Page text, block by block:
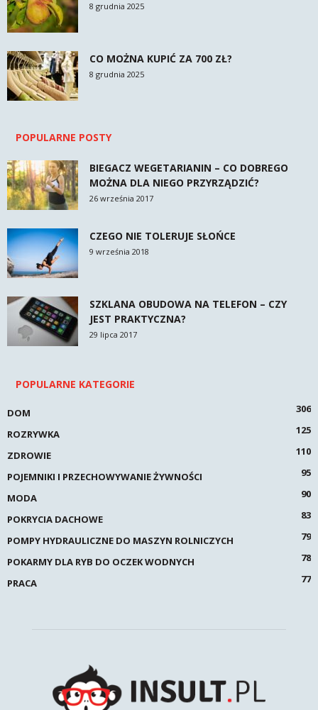
8 grudnia 2025
CO MOŻNA KUPIĆ ZA 700 ZŁ?
8 grudnia 2025
POPULARNE POSTY
BIEGACZ WEGETARIANIN – CO DOBREGO
MOŻNA DLA NIEGO PRZYRZĄDZIĆ?
26 września 2017
CZEGO NIE TOLERUJE SŁOŃCE
9 września 2018
SZKLANA OBUDOWA NA TELEFON – CZY
JEST PRAKTYCZNA?
29 lipca 2017
POPULARNE KATEGORIE
DOM
306
ROZRYWKA
125
ZDROWIE
110
POJEMNIKI I PRZECHOWYWANIE ŻYWNOŚCI
95
MODA
90
POKRYCIA DACHOWE
83
POMPY HYDRAULICZNE DO MASZYN ROLNICZYCH
79
POKARMY DLA RYB DO OCZEK WODNYCH
78
PRACA
77